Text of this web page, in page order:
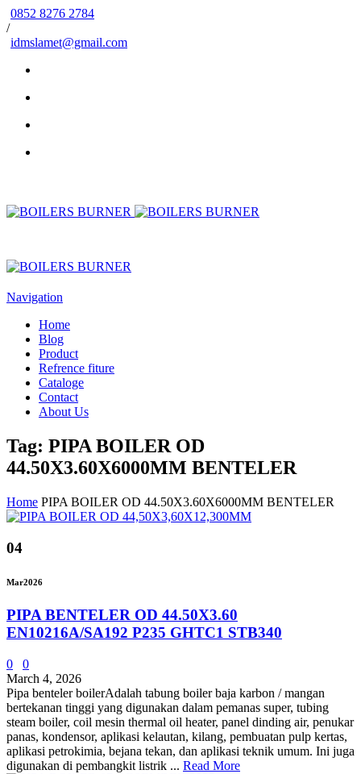
0852 8276 2784
/
idmslamet@gmail.com
Navigation
Home
Blog
Product
Refrence fiture
Cataloge
Contact
About Us
Tag: PIPA BOILER OD
44.50X3.60X6000MM BENTELER
Home PIPA BOILER OD 44.50X3.60X6000MM BENTELER
04
Mar2026
PIPA BENTELER OD 44.50X3.60
EN10216A/SA192 P235 GHTC1 STB340
0
0
March 4, 2026
Pipa benteler boilerAdalah tabung boiler baja karbon / mangan
bertekanan tinggi yang digunakan dalam pemanas super, tubing
steam boiler, coil mesin thermal oil heater, panel dinding air, penukar
panas, kondensor, aplikasi kelautan, kilang, pembuatan pulp kertas,
aplikasi petrokimia, bejana tekan, dan aplikasi teknik umum. Ini juga
digunakan di pembangkit listrik ... Read More